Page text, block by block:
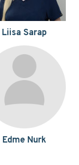
Liisa Sarap
Edme Nurk